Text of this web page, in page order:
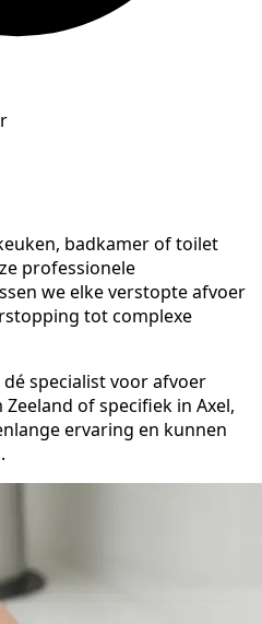
badkamer of toilet
professionele
we elke verstopte afvoer
tot complexe
specialist voor afvoer
of specifiek in Axel,
ervaring en kunnen